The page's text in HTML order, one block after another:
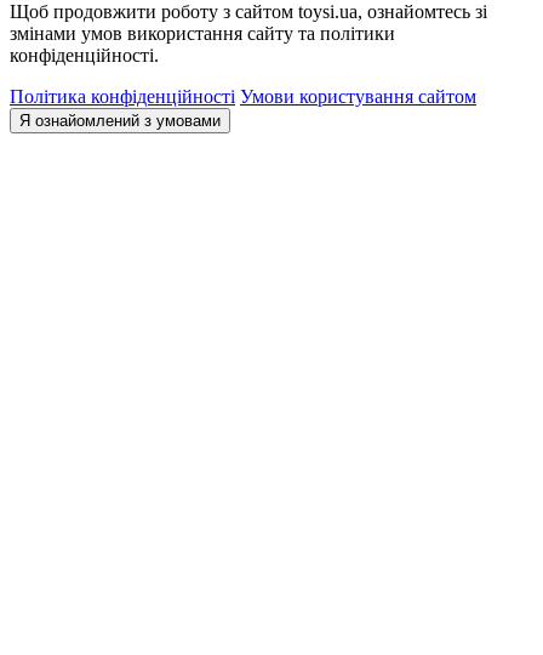
Щоб продовжити роботу з сайтом toysi.ua, ознайомтесь зі
змінами умов використання сайту та політики
конфіденційності.
Політика конфіденційності Умови користування сайтом
Я ознайомлений з умовами